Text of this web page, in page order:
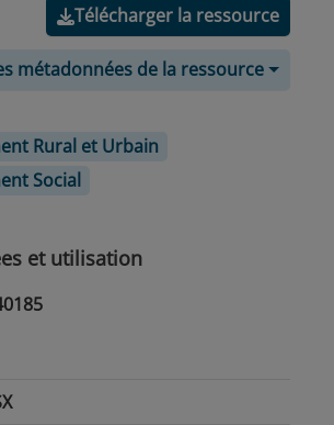
Télécharger la ressource
métadonnées de la ressource
Rural et Urbain
Social
et utilisation